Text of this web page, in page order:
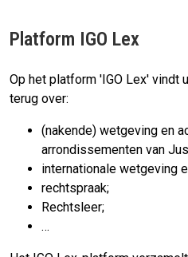
Platform IGO Lex
Op het platform 'IGO Lex' vindt
terug over:
(nakende) wetgeving en
arrondissementen van
internationale wetgeving
rechtspraak;
Rechtsleer;
…